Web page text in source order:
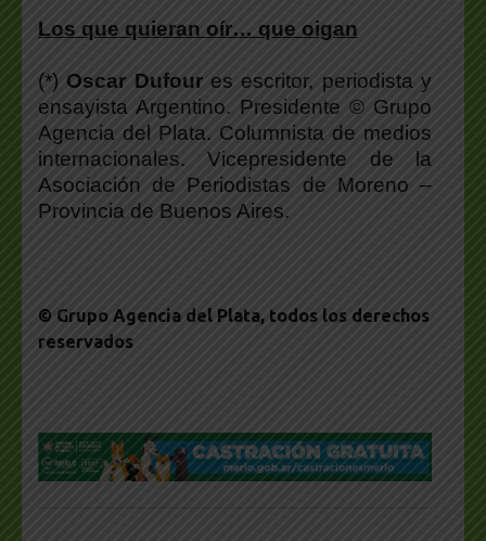
Los que quieran oír… que oigan
(*) Oscar Dufour es escritor, periodista y
ensayista Argentino. Presidente © Grupo
Agencia del Plata. Columnista de medios
internacionales. Vicepresidente de la
Asociación de Periodistas de Moreno –
Provincia de Buenos Aires.
© Grupo Agencia del Plata, todos los derechos
reservados